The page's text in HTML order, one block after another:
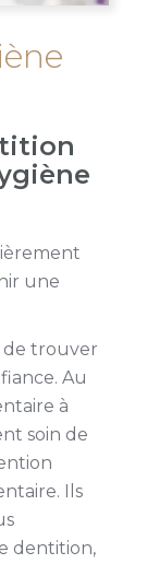
une
de trouver
Au
à
soin de
Ils
dentition,